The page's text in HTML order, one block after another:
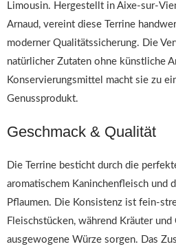
Limousin. Hergestellt in Aixe-sur-
Arnaud, vereint diese Terrine
moderner Qualitätssicherung. Die
natürlicher Zutaten ohne künstliche
Konservierungsmittel macht sie zu
Genussprodukt.
Geschmack & Qualität
Die Terrine besticht durch die
aromatischem Kaninchenfleisch und
Pflaumen. Die Konsistenz ist fein-
Fleischstücken, während Kräuter
ausgewogene Würze sorgen. Das